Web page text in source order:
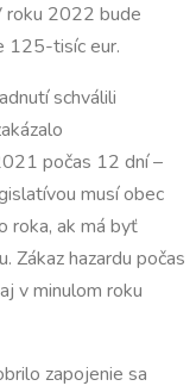
roku 2022 bude
125-tisíc eur.
schválili
počas 12 dní –
musí obec
roka, ak má byť
Zákaz hazardu počas
v minulom roku
zapojenie sa